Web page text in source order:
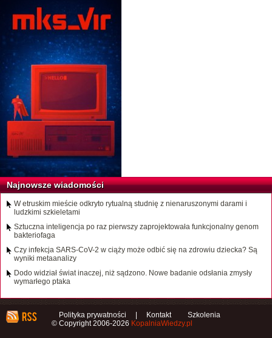
Najnowsze wiadomości
W etruskim mieście odkryto rytualną studnię z nienaruszonymi darami i
ludzkimi szkieletami
Sztuczna inteligencja po raz pierwszy zaprojektowała funkcjonalny genom
bakteriofaga
Czy infekcja SARS-CoV-2 w ciąży może odbić się na zdrowiu dziecka? Są
wyniki metaanalizy
Dodo widział świat inaczej, niż sądzono. Nowe badanie odsłania zmysły
wymarłego ptaka
Polityka prywatności Kontakt
Szkolenia
© Copyright 2006-2026 KopalniaWiedzy.pl